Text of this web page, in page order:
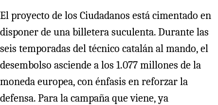
El proyecto de los Ciudadanos está cimentado en
disponer de una billetera suculenta. Durante las
seis temporadas del técnico catalán al mando, el
desembolso asciende a los 1.077 millones de la
moneda europea, con énfasis en reforzar la
defensa. Para la campaña que viene, ya